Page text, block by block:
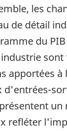
les
de détail
du
sont
apportées à
d'entrées-
un
refléter